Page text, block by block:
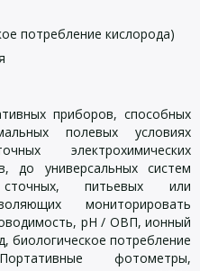
потребление кислорода)
приборов, способных
полевых условиях
электрохимических
до универсальных систем
питьевых или
мониторировать
рН / ОВП, ионный
биологическое потребление
фотометры,